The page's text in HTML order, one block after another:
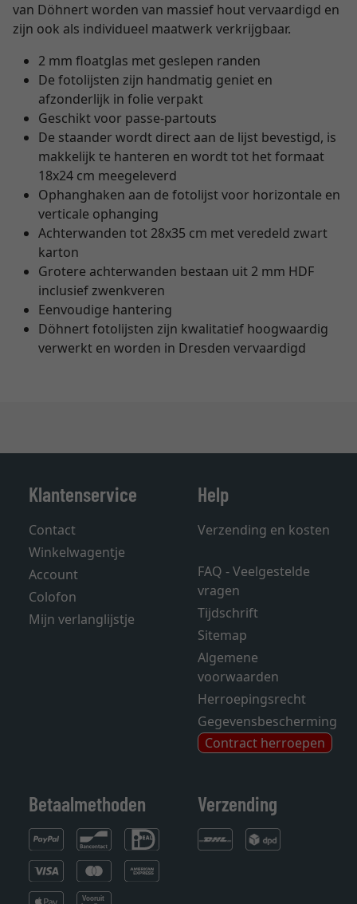
van Döhnert worden van massief hout vervaardigd en
zijn ook als individueel maatwerk verkrijgbaar.
2 mm floatglas met geslepen randen
De fotolijsten zijn handmatig geniet en
afzonderlijk in folie verpakt
Geschikt voor passe-partouts
De staander wordt direct aan de lijst bevestigd, is
makkelijk te hanteren en wordt tot het formaat
18x24 cm meegeleverd
Ophanghaken aan de fotolijst voor horizontale en
verticale ophanging
Achterwanden tot 28x35 cm met veredeld zwart
karton
Grotere achterwanden bestaan uit 2 mm HDF
inclusief zwenkveren
Eenvoudige hantering
Döhnert fotolijsten zijn kwalitatief hoogwaardig
verwerkt en worden in Dresden vervaardigd
Klantenservice
Contact
Winkelwagentje
Account
Colofon
Mijn verlanglijstje
Help
Verzending en kosten
FAQ - Veelgestelde
vragen
Tijdschrift
Sitemap
Algemene
voorwaarden
Herroepingsrecht
Gegevensbescherming
Contract herroepen
Betaalmethoden Verzending